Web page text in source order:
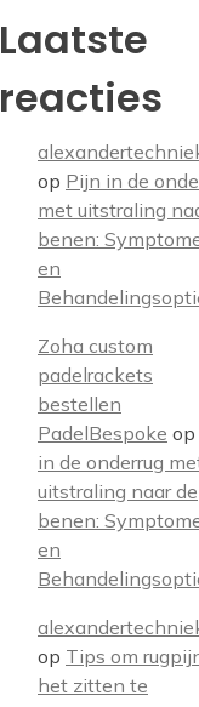
Laatste
reacties
op Pijn in de
met uitstraling
benen:
en
Zoha custom
padelrackets
bestellen
PadelBespoke op
in de onderrug
uitstraling naar de
benen:
en
op Tips om
het zitten te